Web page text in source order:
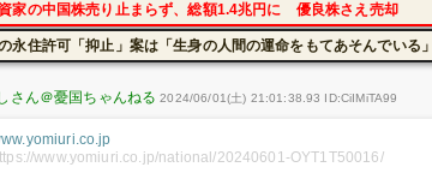
家の中国株売り止まらず、総額1.4兆円に 優良株さえ売却
永住許可「抑止」案は「生身の人間の運命をもてあそんでい
2024/06/01(土) 21:01:38.93 ID:CiIMiTA99
www.yomiuri.co.jp/national/20240601-OYT1T50016/